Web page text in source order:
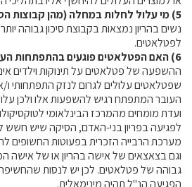
5) מי עלול לחלות במחלה (מהן קבוצות הסיכון להידבקות)?
נשים בהריון נמצאות בקבוצת סיכון גבוהה
לפטלאטים.
6) האם הפטלאטים פוגעים בהתפתחות העובר ?
ההשפעה של פטלאטים על תינוקות וילדים
שפטלאטים עלולים לגרום לנזק התפתחותי
העובר המתפתח רגיש להשפעות אלו ולכן
ועדת מומחים מהמרכז הבינלאומי
לפגיעה בפריון בני-האדם, הסיקה שיש חשש
מערכת הרבייה הזכרית בפעוטות החשופים
וגם בצאצאים של אישה בהריון או של אישה
גבוהה של פטלאטים. לכן יש לנסות
הפגיעה הנ"ל תהיה מינימאלית.